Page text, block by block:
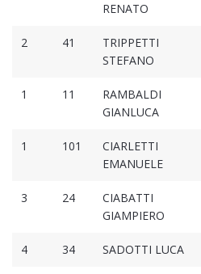
RENATO
2 41
TRIPPETTI
STEFANO
1 11
RAMBALDI
GIANLUCA
1 101
CIARLETTI
EMANUELE
3 24
CIABATTI
GIAMPIERO
4 34 SADOTTI LUCA